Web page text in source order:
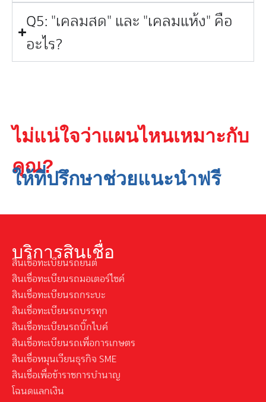
Q5: "เคลมสด" และ "เคลมแห้ง" คือ
อะไร?
ไม่แน่ใจว่าแผนไหนเหมาะกับ
คุณ?
ให้ที่ปรึกษาช่วยแนะนำฟรี
บริการสินเชื่อ
สินเชื่อทะเบียนรถยนต์
สินเชื่อทะเบียนรถมอเตอร์ไซค์
สินเชื่อทะเบียนรถกระบะ
สินเชื่อทะเบียนรถบรรทุก
สินเชื่อทะเบียนรถบิ๊กไบค์
สินเชื่อทะเบียนรถเพื่อการเกษตร
สินเชื่อหมุนเวียนธุรกิจ SME
สินเชื่อเพื่อข้าราชการบำนาญ
โฉนดแลกเงิน